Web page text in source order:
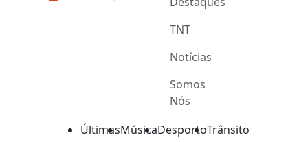
TNT
Notícias
Somos
Nós
ÚltimasMúsicaDesportoTrânsito